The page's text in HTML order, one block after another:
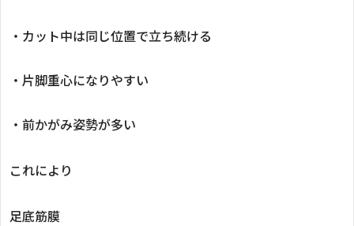
・カット中は同じ位置で立ち続ける
・片脚重心になりやすい
・前かがみ姿勢が多い
これにより
足底筋膜